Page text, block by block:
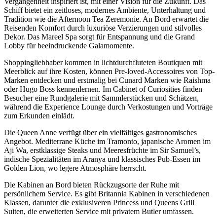
Schiff bietet ein zeitloses, modernes Ambiente, Unterhaltung und
Tradition wie die Afternoon Tea Zeremonie. An Bord erwartet die
Reisenden Komfort durch luxuriöse Verzierungen und stilvolles
Dekor. Das Mareel Spa sorgt für Entspannung und die Grand
Lobby für beeindruckende Galamomente.
Shoppingliebhaber kommen in lichtdurchfluteten Boutiquen mit
Meerblick auf ihre Kosten, können Pre-loved-Accessoires von Top-
Marken entdecken und erstmalig bei Cunard Marken wie Raishma
oder Hugo Boss kennenlernen. Im Cabinet of Curiosities finden
Besucher eine Rundgalerie mit Sammlerstücken und Schätzen,
während die Experience Lounge durch Verkostungen und Vorträge
zum Erkunden einlädt.
Die Queen Anne verfügt über ein vielfältiges gastronomisches
Angebot. Mediterrane Küche im Tramonto, japanische Aromen im
Aji Wa, erstklassige Steaks und Meeresfrüchte im Sir Samuel’s,
indische Spezialitäten im Aranya und klassisches Pub-Essen im
Golden Lion, wo legere Atmosphäre herrscht.
Die Kabinen an Bord bieten Rückzugsorte der Ruhe mit
persönlichem Service. Es gibt Britannia Kabinen in verschiedenen
Klassen, darunter die exklusiveren Princess und Queens Grill
Suiten, die erweiterten Service mit privatem Butler umfassen.